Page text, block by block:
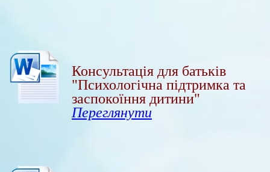
Консультація для батьків
"Психологічна підтримка та
заспокоїння дитини"
Переглянути